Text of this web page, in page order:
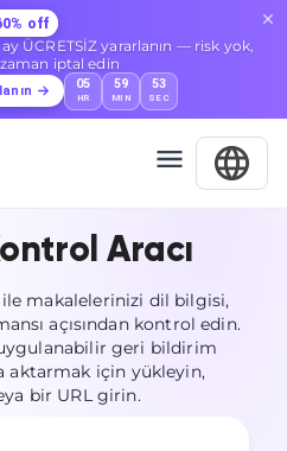
off
ÜCRETSİZ yararlanın — risk yok,
iptal edin
05
HR
59
MIN
52
SEC
Aracı
ile makalelerinizi dil bilgisi,
açısından kontrol edin.
geri bildirim
aktarmak için yükleyin,
bir URL girin.